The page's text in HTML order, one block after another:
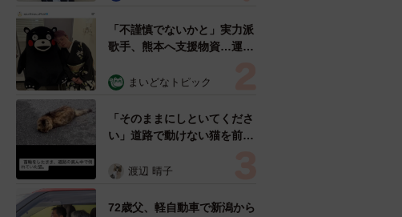
「不謹慎でないかと」実力派
歌手、熊本へ支援物資…運搬
めらい 「痛いほど伝わる」
まいどなトピック
「そのままにしといてくださ
い」道路で動けない猫を前に
ようとした4日間 「命の重
表の訴え
渡辺 晴子
72歳父、軽自動車で新潟から